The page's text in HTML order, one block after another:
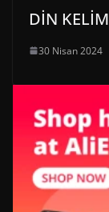
DİN
30 Nisan 2024